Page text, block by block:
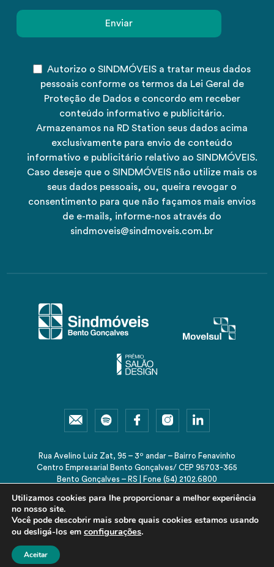
Autorizo o SINDMÓVEIS a tratar meus dados
pessoais conforme os termos da Lei Geral de
Proteção de Dados e concordo em receber
conteúdo informativo e publicitário.
Armazenamos na RD Station seus dados acima
exclusivamente para envio de conteúdo
informativo e publicitário relativo ao SINDMÓVEIS.
Caso deseje que o SINDMÓVEIS não utilize mais os
seus dados pessoais, ou, queira revogar o
consentimento para que não façamos mais envios
de e-mails, informe-nos através do
sindmoveis@sindmoveis.com.br
Rua Avelino Luiz Zat, 95 – 3º andar – Bairro Fenavinho
Centro Empresarial Bento Gonçalves/ CEP 95703-365
Bento Gonçalves – RS | Fone (54) 2102.6800
© 2026 Sindmóveis-RS. Todos os direitos reservados.
Utilizamos cookies para lhe proporcionar a melhor experiência
no nosso site.
Você pode descobrir mais sobre quais cookies estamos usando
ou desligá-los em configurações.
Aceitar